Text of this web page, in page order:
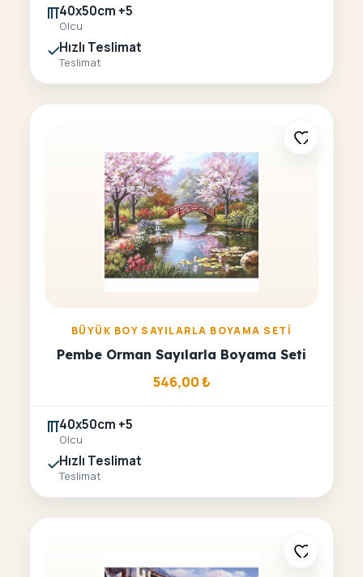
40x50cm +5
Olcu
Hızlı Teslimat
Teslimat
BÜYÜK BOY SAYILARLA BOYAMA SETI
Pembe Orman Sayılarla Boyama Seti
546,00₺
40x50cm +5
Olcu
Hızlı Teslimat
Teslimat